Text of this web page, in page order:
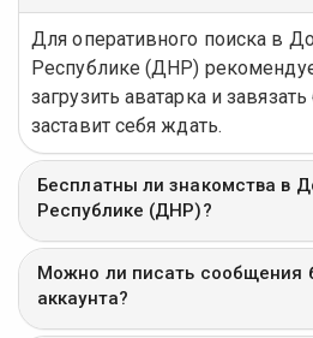
Для оперативного поиска в
Республике (ДНР)
загрузить аватарка и
заставит себя ждать.
Бесплатны ли знакомства в
Республике (ДНР)?
Можно ли писать сообщения
аккаунта?